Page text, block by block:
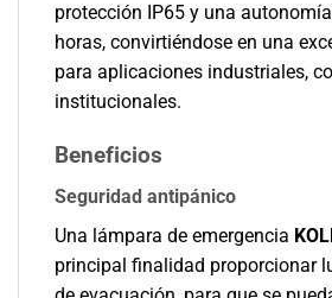
protección IP65 y una
horas, convirtiéndose en una
para aplicaciones industriales,
institucionales.
Beneficios
Seguridad antipánico
Una lámpara de emergencia
principal finalidad proporcionar